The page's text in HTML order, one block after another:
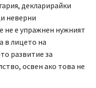
декларирайки
неверни
не е упражнен нужният
в лицето на
развитие за
освен ако това не